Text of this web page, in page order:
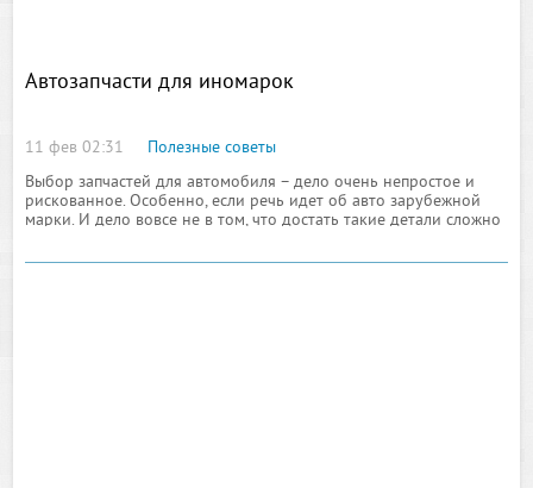
Автозапчасти для иномарок
11 фев 02:31
Полезные советы
Выбор запчастей для автомобиля – дело очень непростое и
рискованное. Особенно, если речь идет об авто зарубежной
марки. И дело вовсе не в том, что достать такие детали сложно